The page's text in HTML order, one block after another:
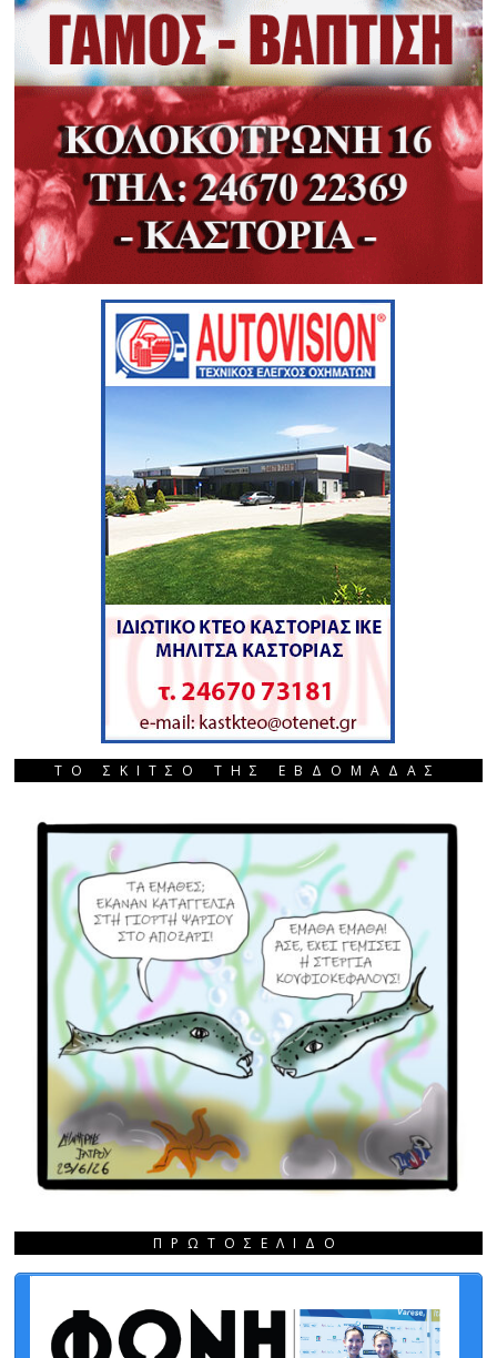
ΤΟ ΣΚΙΤΣΟ ΤΗΣ ΕΒΔΟΜΑΔΑΣ
ΠΡΩΤΟΣΈΛΙΔΟ